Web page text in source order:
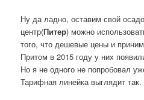
Ну да ладно, оставим свой
центр(Питер) можно
того, что дешевые цены и
Притом в 2015 году у них
Но я не одного не попробовал
Тарифная линейка выглядит так.